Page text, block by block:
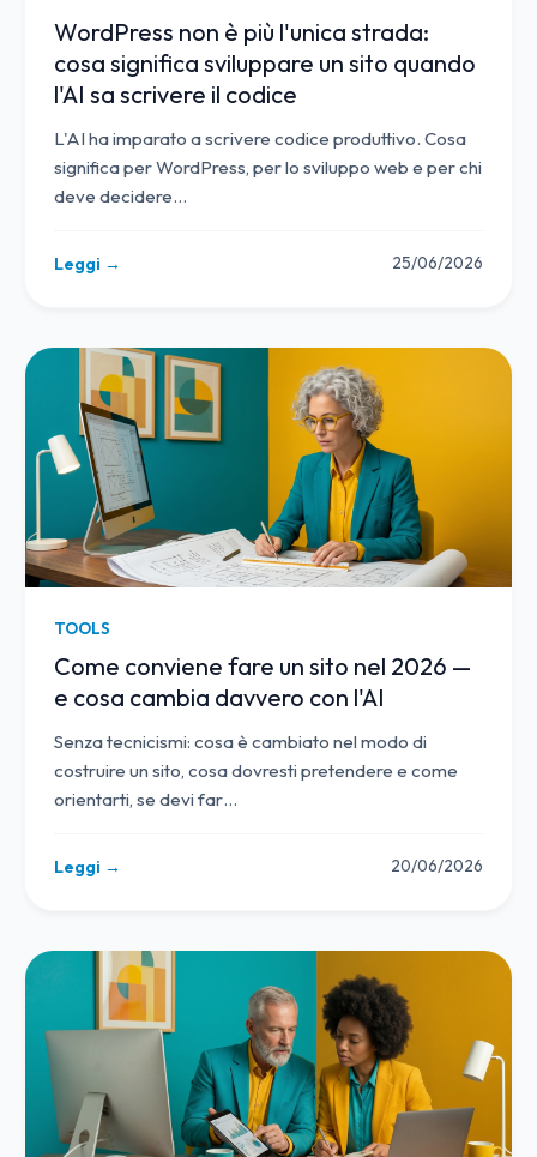
WordPress non è più l'unica strada:
cosa significa sviluppare un sito quando
l'AI sa scrivere il codice
L'AI ha imparato a scrivere codice produttivo. Cosa
significa per WordPress, per lo sviluppo web e per chi
deve decidere…
Leggi → 25/06/2026
TOOLS
Come conviene fare un sito nel 2026 —
e cosa cambia davvero con l'AI
Senza tecnicismi: cosa è cambiato nel modo di
costruire un sito, cosa dovresti pretendere e come
orientarti, se devi far…
Leggi → 20/06/2026